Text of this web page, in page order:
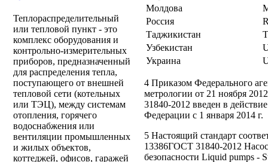
Теплораспределительный
или тепловой пункт - это
комплекс оборудования и
контрольно-измерительных
приборов, предназначенный
для распределения тепла,
поступающего от внешней
тепловой сети (котельных
или ТЭЦ), между системам
отопления, горячего
водоснабжения или
вентиляции промышленных
и жилых объектов,
коттеджей, офисов, гаражей
Молдова
Россия
Таджикистан
Узбекистан
Украина
4 Приказом Федерального
метрологии от 21 ноября
31840-2012 введен в
Федерации с 1 января 2014 г.
5 Настоящий стандарт
13386ГОСТ 31840-2012
безопасности Liquid pumps -